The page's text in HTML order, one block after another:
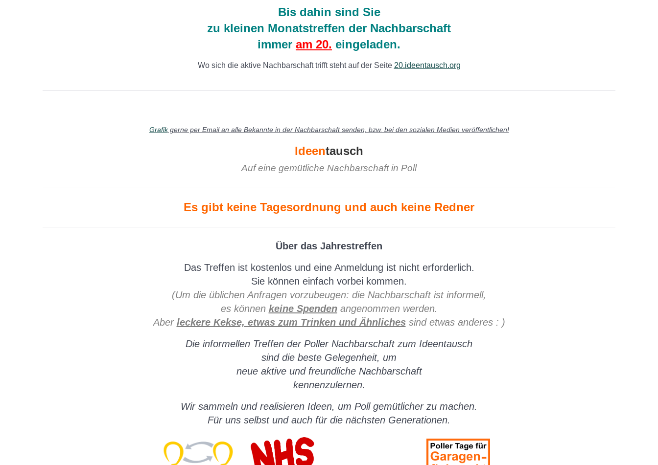
Bis dahin sind Sie
zu kleinen Monatstreffen der Nachbarschaft
immer am 20. eingeladen.
Wo sich die aktive Nachbarschaft trifft steht auf der Seite 20.ideentausch.org
Grafikgerne per Email an alle Bekannte in der Nachbarschaft senden, bzw. bei den sozialen Medien veröffentlichen!
Ideentausch
Auf eine gemütliche Nachbarschaft in Poll
Es gibt keine Tagesordnung und auch keine Redner
Über das Jahrestreffen
Das Treffen ist kostenlos und eine Anmeldung ist nicht erforderlich.
Sie können einfach vorbei kommen.
(Um die üblichen Anfragen vorzubeugen: die Nachbarschaft ist informell,
es können keine Spendenangenommen werden.
Aber leckere Kekse, etwas zum Trinken und Ähnlichessind etwas anderes : )
Die informellen Treffen der Poller Nachbarschaft zum Ideentausch
sind die beste Gelegenheit, um
neue aktive und freundliche Nachbarschaft
kennenzulernen.
Wir sammeln und realisieren Ideen, um Poll gemütlicher zu machen.
Für uns selbst und auch für die nächsten Generationen.